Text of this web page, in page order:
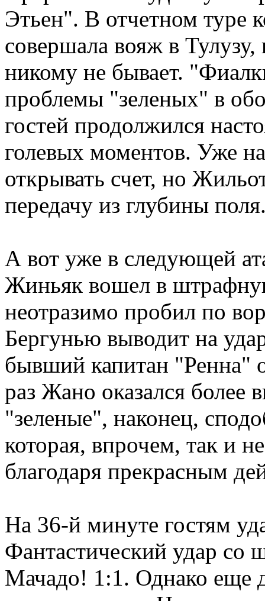
Этьен". В отчетном туре
совершала вояж в Тулузу,
никому не бывает.
проблемы "зеленых" в
гостей продолжился
голевых моментов. Уже
открывать счет, но
передачу из глубины
А вот уже в следующей
Жиньяк вошел в
неотразимо пробил по
Бергунью выводит на
бывший капитан "Ренна"
раз Жано оказался
"зеленые", наконец,
которая, впрочем, так и
благодаря прекрасным
На 36-й минуте гостям
Фантастический удар со
Мачадо! 1:1. Однако еще